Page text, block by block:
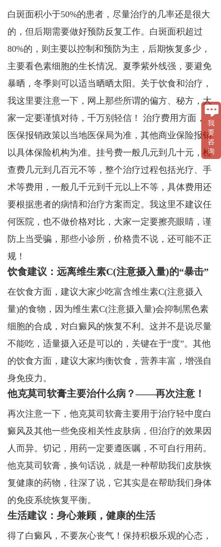
白斑面积小于50%的患者，尽量治疗的几率还是很大
的，但后期需要做好预防反复工作。白斑面积超过
80%的，则主要以控制和预防为主，后期恢复多少，
主要看色素细胞的生长情况。夏季紫外线强，要避免
暴晒，冬季则可以适当晒晒太阳。关于饮食和治疗，
我这里要注意一下，网上那些所谓的偏方、秘方，大
家一定要谨慎对待，千万别轻信！ 治疗费用方面，
医保报销政策以当地医保局为准，其他商业保险报销
以具体保险机构为准。挂号费一般几元到几十元，检
查费几元到几百元不等，整个治疗过程包括光疗、手
术等费用，一般几千元到千元以上不等，具体费用还
要根据患者的病情和治疗方案而定。我这里不建议任
何医院，也不做价格对比，大家一定要擦亮眼睛，谨
防上当受骗，那些小诊所，价格贵不说，还可能不正
规！
饮食建议：远离维生素C(注意摄入量)的“暴击”
在饮食方面，建议大家少吃富含维生素C(注意摄入
量)的食物，因为维生素C(注意摄入量)会抑制黑色素
细胞的合成，对白癜风的恢复不利。这并不是说尽量
不能吃，适量摄入还是可以的，关键在于“度”。其他
的饮食方面，建议大家均衡饮食，营养丰富，增强自
身免疫力。
他克莫司软膏主要治什么病？——再次注意！
再次注意一下，他克莫司软膏主要用于治疗轻中度白
癜风及其他一些免疫相关性皮肤病，但治疗的效果因
人而异。切记，用药一定要遵医嘱，不可自行用药。
他克莫司软膏，换句话说，就是一种帮助我们皮肤恢
复健康的药物，往深了说，它其实是在帮助我们身体
的免疫系统恢复平衡。
生活建议：身心兼顾，健康的生活
得了白癜风，不要灰心丧气！保持积极乐观的心态，
我
要
咨
询